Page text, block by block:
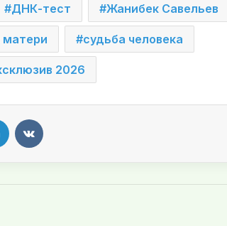
ДНК-тест Жанибек Савельев
матери судьба человека
2026